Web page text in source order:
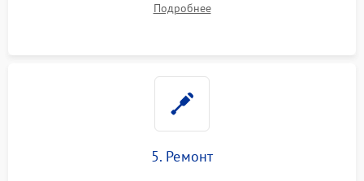
Подробнее
5. Ремонт